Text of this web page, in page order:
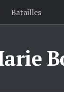
Batailles